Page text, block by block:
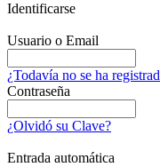
Identificarse
Usuario o Email
¿Todavía no se ha
Contraseña
¿Olvidó su Clave?
Entrada automática